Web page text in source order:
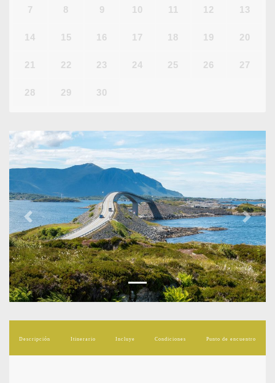
Previous Next
Descripción Itinerario Incluye Condiciones Punto de encuentro
7 8 9 10 11 12 13
14 15 16 17 18 19 20
21 22 23 24 25 26 27
28 29 30